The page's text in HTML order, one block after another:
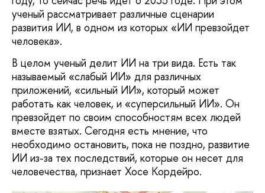
ученый рассматривает различные сценарии
развития ИИ, в одном из которых «ИИ превзойдет
человека».
В целом ученый делит ИИ на три вида. Есть так
называемый «слабый ИИ» для различных
приложений, «сильный ИИ», который может
работать как человек, и «суперсильный ИИ». Он
превзойдет по своим способностям всех людей
вместе взятых. Сегодня есть мнение, что
необходимо остановить, пока не поздно, развитие
ИИ из-за тех последствий, которые он несет для
человечества, признает Хосе Кордейро.